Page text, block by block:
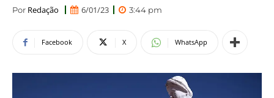
Por Redação 6/01/23 3:44 pm
Facebook X WhatsApp